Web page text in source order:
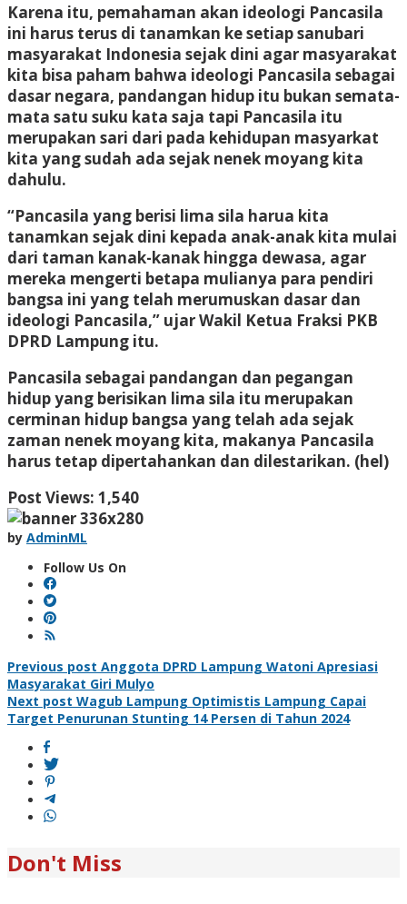
Karena itu, pemahaman akan ideologi Pancasila
ini harus terus di tanamkan ke setiap sanubari
masyarakat Indonesia sejak dini agar masyarakat
kita bisa paham bahwa ideologi Pancasila sebagai
dasar negara, pandangan hidup itu bukan semata-
mata satu suku kata saja tapi Pancasila itu
merupakan sari dari pada kehidupan masyarkat
kita yang sudah ada sejak nenek moyang kita
dahulu.
“Pancasila yang berisi lima sila harua kita
tanamkan sejak dini kepada anak-anak kita mulai
dari taman kanak-kanak hingga dewasa, agar
mereka mengerti betapa mulianya para pendiri
bangsa ini yang telah merumuskan dasar dan
ideologi Pancasila,” ujar Wakil Ketua Fraksi PKB
DPRD Lampung itu.
Pancasila sebagai pandangan dan pegangan
hidup yang berisikan lima sila itu merupakan
cerminan hidup bangsa yang telah ada sejak
zaman nenek moyang kita, makanya Pancasila
harus tetap dipertahankan dan dilestarikan. (hel)
Post Views: 1,540
by AdminML
Follow Us On
Post
navigation
Previous post Anggota DPRD Lampung Watoni Apresiasi
Masyarakat Giri Mulyo
Next post Wagub Lampung Optimistis Lampung Capai
Target Penurunan Stunting 14 Persen di Tahun 2024
Don't Miss